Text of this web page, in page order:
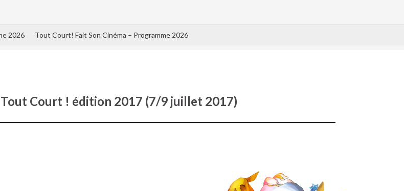
2026 Tout Court! Fait Son Cinéma – Programme 2026
Court ! édition 2017 (7/9 juillet 2017)